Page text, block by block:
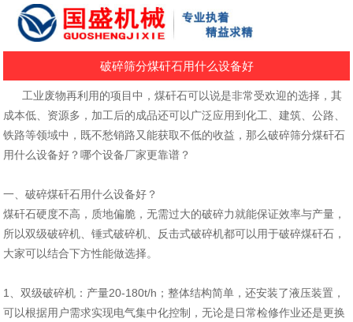
破碎筛分煤矸石用什么设备好
工业废物再利用的项目中，煤矸石可以说是非常受欢迎的选择，其
成本低、资源多，加工后的成品还可以广泛应用到化工、建筑、公路、
铁路等领域中，既不愁销路又能获取不低的收益，那么破碎筛分煤矸石
用什么设备好？哪个设备厂家更靠谱？
一、破碎煤矸石用什么设备好？
煤矸石硬度不高，质地偏脆，无需过大的破碎力就能保证效率与产量，
所以双级破碎机、锤式破碎机、反击式破碎机都可以用于破碎煤矸石，
大家可以结合下方性能做选择。
1、双级破碎机：产量20-180t/h；整体结构简单，还安装了液压装置，
可以根据用户需求实现电气集中化控制，无论是日常检修作业还是更换